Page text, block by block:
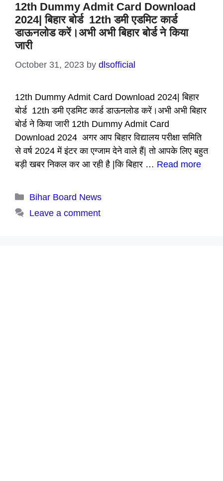
12th Dummy Admit Card Download
2024| बिहार बोर्ड 12th डमी एडमिट कार्ड
डाऊनलोड करें।अभी अभी बिहार बोर्ड ने किया
जारी
October 31, 2023 by dlsofficial
12th Dummy Admit Card Download 2024| बिहार
बोर्ड 12th डमी एडमिट कार्ड डाऊनलोड करें।अभी अभी बिहार
बोर्ड ने किया जारी 12th Dummy Admit Card
Download 2024 अगर आप बिहार विद्यालय परीक्षा समिति
से वर्ष 2024 में इंटर का एग्जाम देने वाले हैं| तो आपके लिए बहुत
बड़ी खबर निकल कर आ रही है |कि बिहार … Read more
Categories
Bihar Board News
Leave a comment